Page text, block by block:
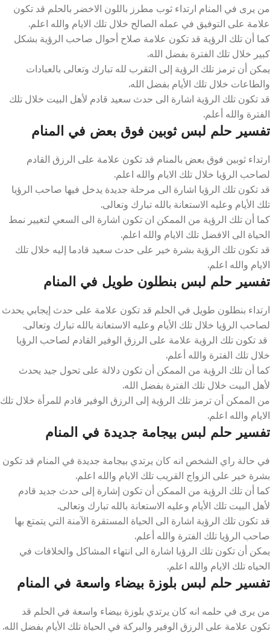
من يرى في المنام ارتداء ثوب مطرز باللون الاخضر بالحلم قد تكون
علامة على التوفيق في عمله الصالح خلال تلك الايام والله اعلم.
كما أن تلك الرؤية قد تكون علامة صلاح أحوال صاحب الرؤية بشكل
كبير خلال تلك الفترة بفضل الله.
يمكن أن ترمز تلك الرؤية إلى التقرب لله تبارك وتعالى بالعبادات
والطاعات خلال تلك الأيام بفضل الله.
قد تكون تلك الرؤية اشارة الى حدث سعيد قادم لأهل البيت خلال تلك
الفترة والله أعلم.
تفسير حلم لبس ثوبين فوق بعض في المنام
ارتداء ثوبين فوق بعض بالمنام قد تكون علامة على الرزق القادم
لصاحب الرؤيا خلال تلك الايام والله اعلم.
قد تكون تلك الرؤيا اشارة الى مرحلة جديدة يدخل فيها صاحب الرؤيا
تلك الأيام وعليه الاستعانة بالله تبارك وتعالى.
كما أن تلك الرؤية من الممكن ان تكون اشارة الى السعي لتغيير نمط
الحياة الى الافضل تلك الايام والله اعلم.
قد تكون تلك الرؤية بشرة خير على حدث سعيد قادما إليه خلال تلك
الايام والله اعلم.
تفسير حلم لبس بنطلون طويل في المنام
ارتداء بنطلون طويل في الحلم قد تكون علامة على حدث إيجابي يحدث
لصاحب الرؤيا خلال تلك الأيام وعليه الاستعانة بالله تبارك وتعالى.
قد تكون تلك الرؤية علامة على الرزق الوفير القادم لصاحب الرؤيا
خلال تلك الفترة والله أعلم.
كما أن تلك الرؤية من الممكن أن تكون دلالة على تحول جيد يحدث
لأهل البيت خلال تلك الفترة بفضل الله.
من الممكن أن ترمز تلك الرؤية إلى الرزق الوفير قادم للمرأة خلال تلك
الايام والله اعلم.
تفسير حلم لبس بيجامة جديدة في المنام
في حالة راي الشخص انه كان يرتدي بيجامة جديدة في المنام قد تكون
بشرة خير على الزواج القريب تلك الايام والله اعلم.
كما أن تلك الرؤية من الممكن أن تكون إشارة إلى حدث جديد قادم
لأهل البيت تلك الأيام وعليه الاستعانة بالله تبارك وتعالى.
قد تكون تلك الرؤية اشارة الى الحياة المستقرة الآمنة التي يتمتع بها
صاحب الرؤيا تلك الفترة والله أعلم.
يمكن أن تكون تلك الرؤيا اشارة الى انتهاء المشاكل والخلافات في
الحياه تلك الايام والله اعلم.
تفسير حلم لبس بلوزة بيضاء واسعة في المنام
من يرى في حلمه انه كان يرتدي بلوزة بيضاء واسعة في الحلم قد
تكون علامة على الرزق الوفير والبركة في الحياة تلك الأيام بفضل الله.